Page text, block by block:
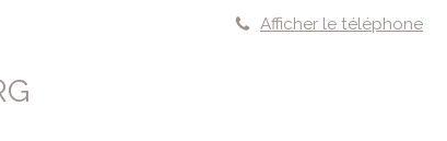
Afficher le téléphone